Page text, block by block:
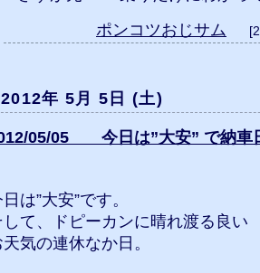
ポンコツおじサム
2012年 5月 5日 (土)
05/05 今日は”大安” で納車
は”大安”です。
して、ドピーカンに晴れ渡る良い
天気の連休なか日。